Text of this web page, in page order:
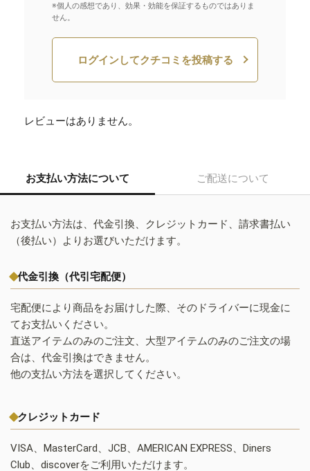
※個人の感想であり、効果・効能を保証するものではありま
せん。
ログインしてクチコミを投稿する
レビューはありません。
お支払い方法について ご配送について
お支払い方法は、代金引換、クレジットカード、請求書払い
（後払い）よりお選びいただけます。
代金引換（代引宅配便）
宅配便により商品をお届けした際、そのドライバーに現金に
てお支払いください。
直送アイテムのみのご注文、大型アイテムのみのご注文の場
合は、代金引換はできません。
他の支払い方法を選択してください。
クレジットカード
VISA、MasterCard、JCB、AMERICAN EXPRESS、Diners
Club、discoverをご利用いただけます。